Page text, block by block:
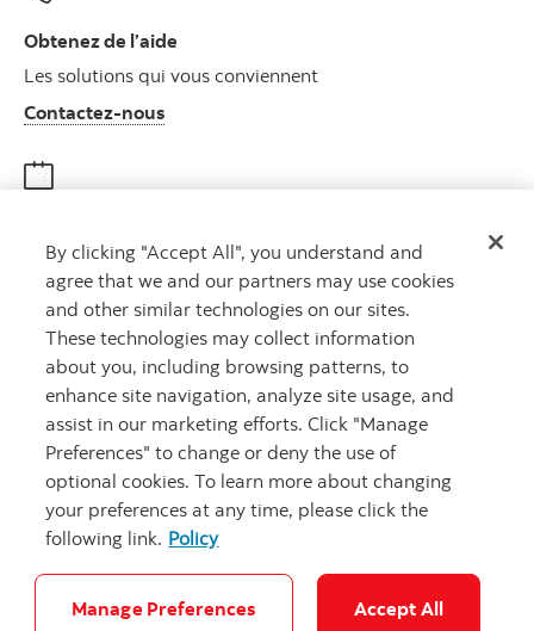
Obtenez de l’aide
Les solutions qui vous conviennent
Contactez-nousAutres numéros, contactez-nous par
Rencontrez un conseiller
Prenez rendez-vous
Carrières Ma banque à moi Notes juridiques Confidentialité
By clicking "Accept All", you understand and
agree that we and our partners may use cookies
and other similar technologies on our sites.
These technologies may collect information
about you, including browsing patterns, to
enhance site navigation, analyze site usage, and
assist in our marketing efforts. Click "Manage
Preferences" to change or deny the use of
optional cookies. To learn more about changing
your preferences at any time, please click the
following link. Policy
Manage Preferences Accept All